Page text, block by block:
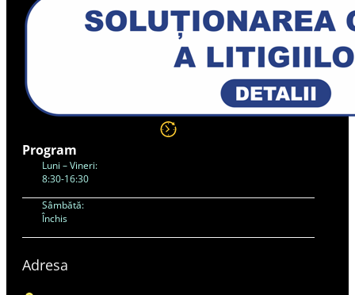
Program
Luni – Vineri:
8:30-16:30
Sâmbătă:
Închis
Adresa